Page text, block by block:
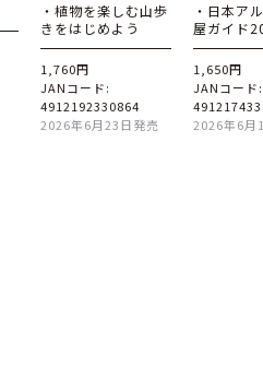
・植物を楽しむ山歩
きをはじめよう
1,760円
JANコード:
4912192330864
2026年6月23日発売
・日本ア
屋ガイド
1,650円
JANコード:
2026年6月